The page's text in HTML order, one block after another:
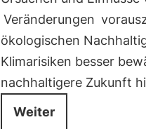
Veränderungen
ökologischen
Klimarisiken besser
nachhaltigere Zukunft
Weiter